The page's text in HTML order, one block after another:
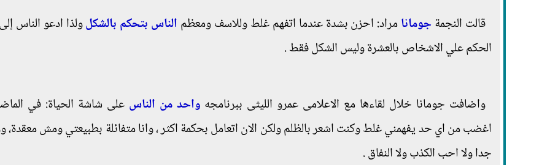
قالت النجمة جومانامراد: احزن بشدة عندما اتفهم غلط وللاسف ومعظم الناس بتحكم بالشكلولذا ادعو الناس
الحكم علي الاشخاص بالعشرة وليس الشكل فقط .
واضافت جومانا خلال لقاءها مع الاعلامى عمرو الليثى ببرنامجه واحد من الناس على شاشة الحياة: في
اغضب من اي حد يفهمني غلط وكنت اشعر بالظلم ولكن الان اتعامل بحكمة اكثر ، وانا متفائلة بطبيعتي ومش
جدا ولا احب الكذب ولا النفاق .